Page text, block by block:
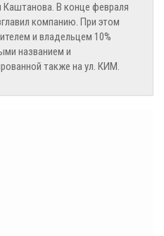
Каштанова. В конце февраля
компанию. При этом
и владельцем 10%
названием и
также на ул. КИМ.